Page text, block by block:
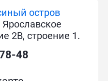
остров
2В, строение 1.
48